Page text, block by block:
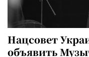
Нацсовет
объявить